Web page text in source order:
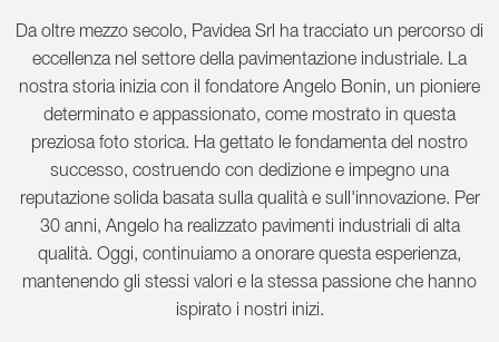
Da oltre mezzo secolo, Pavidea Srl ha tracciato un percorso di
eccellenza nel settore della pavimentazione industriale. La
nostra storia inizia con il fondatore Angelo Bonin, un pioniere
determinato e appassionato, come mostrato in questa
preziosa foto storica. Ha gettato le fondamenta del nostro
successo, costruendo con dedizione e impegno una
reputazione solida basata sulla qualità e sull'innovazione. Per
30 anni, Angelo ha realizzato pavimenti industriali di alta
qualità. Oggi, continuiamo a onorare questa esperienza,
mantenendo gli stessi valori e la stessa passione che hanno
ispirato i nostri inizi.